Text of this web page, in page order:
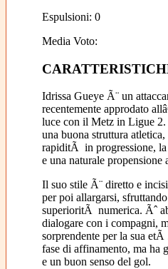
Espulsioni: 0
Media Voto:
Idrissa Gueye Ã¨ un
recentemente approdato
luce con il Metz in Ligue
una buona struttura
rapiditÃ in progressione,
e una naturale propensione
Il suo stile Ã¨ diretto e
per poi allargarsi,
superioritÃ numerica. Ãˆ
dialogare con i compagni,
sorprendente per la sua
fase di affinamento, ma ha
e un buon senso del gol.